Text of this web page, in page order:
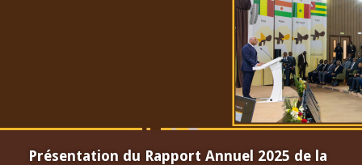
Présentation du Rapport Annuel 2025 de la